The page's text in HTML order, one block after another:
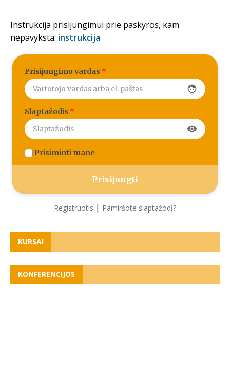
Instrukcija prisijungimui prie paskyros, kam
nepavyksta: instrukcija
Prisijungimo vardas *
face
Slaptažodis *
visibility
Prisiminti mane
Registruotis | Pamiršote slaptažodį?
KURSAI
KONFERENCIJOS